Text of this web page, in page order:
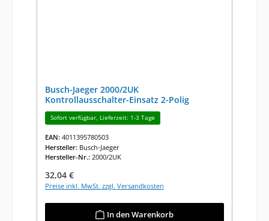
Busch-Jaeger 2000/2UK
Kontrollausschalter-Einsatz 2-Polig
Sofort verfügbar, Lieferzeit: 1-3 Tage
EAN: 4011395780503
Hersteller: Busch-Jaeger
Hersteller-Nr.: 2000/2UK
Regulärer Preis:
32,04 €
Preise inkl. MwSt. zzgl. Versandkosten
In den Warenkorb